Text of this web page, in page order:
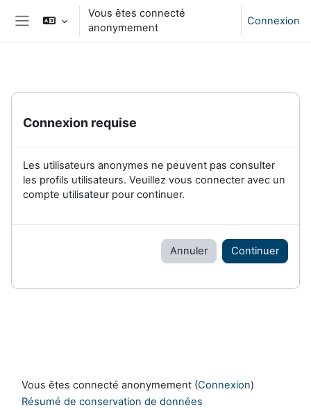
Passer au contenu principal
Panneau latéral
Vous êtes connecté
anonymement
Connexion
Connexion requise
Les utilisateurs anonymes ne peuvent pas consulter
les profils utilisateurs. Veuillez vous connecter avec un
compte utilisateur pour continuer.
Annuler Continuer
Vous êtes connecté anonymement (Connexion)
Résumé de conservation de données